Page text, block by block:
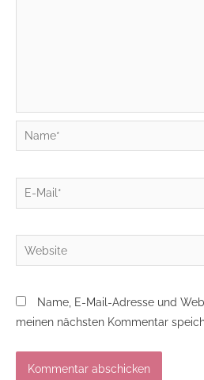
Name*
E-
Mail*
Website
Name, E-Mail-Adresse und
meinen nächsten Kommentar